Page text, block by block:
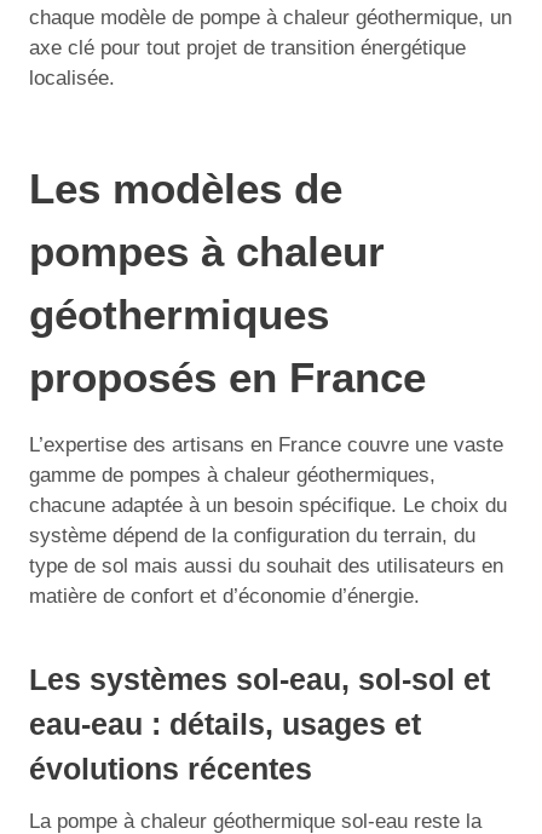
chaque modèle de pompe à chaleur géothermique, un
axe clé pour tout projet de transition énergétique
localisée.
Les modèles de
pompes à chaleur
géothermiques
proposés en France
L’expertise des artisans en France couvre une vaste
gamme de pompes à chaleur géothermiques,
chacune adaptée à un besoin spécifique. Le choix du
système dépend de la configuration du terrain, du
type de sol mais aussi du souhait des utilisateurs en
matière de confort et d’économie d’énergie.
Les systèmes sol-eau, sol-sol et
eau-eau : détails, usages et
évolutions récentes
La pompe à chaleur géothermique sol-eau reste la